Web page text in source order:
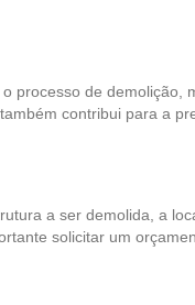
processo de
contribui para a
a ser demolida, a
solicitar um